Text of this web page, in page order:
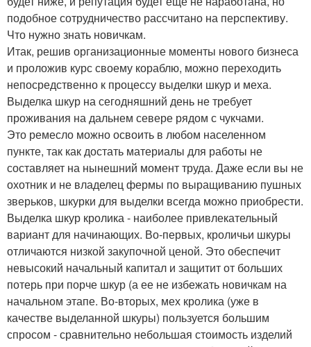
подобное сотрудничество рассчитано на перспективу.
Что нужно знать новичкам.
Итак, решив организационные моменты нового бизнеса
и проложив курс своему кораблю, можно переходить
непосредственно к процессу выделки шкур и меха.
Выделка шкур на сегодняшний день не требует
проживания на дальнем севере рядом с чукчами.
Это ремесло можно освоить в любом населенном
пункте, так как достать материалы для работы не
составляет на нынешний момент труда. Даже если вы не
охотник и не владелец фермы по выращиванию пушных
зверьков, шкурки для выделки всегда можно приобрести.
Выделка шкур кролика - наиболее привлекательный
вариант для начинающих. Во-первых, кроличьи шкуры
отличаются низкой закупочной ценой. Это обеспечит
невысокий начальный капитал и защитит от больших
потерь при порче шкур (а ее не избежать новичкам на
начальном этапе. Во-вторых, мех кролика (уже в
качестве выделанной шкуры) пользуется большим
спросом - сравнительно небольшая стоимость изделий